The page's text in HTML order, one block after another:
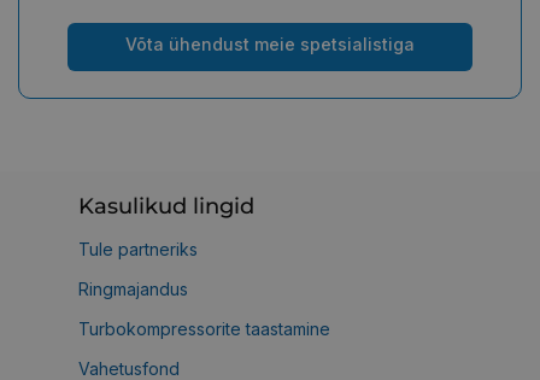
Võta ühendust meie spetsialistiga
Kasulikud lingid
Tule partneriks
Ringmajandus
Turbokompressorite taastamine
Vahetusfond